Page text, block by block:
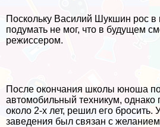
Поскольку Василий Шукшин рос в
подумать не мог, что в будущем
режиссером.
После окончания школы юноша
автомобильный техникум, однако
около 2-х лет, решил его бросить.
заведения был связан с желанием